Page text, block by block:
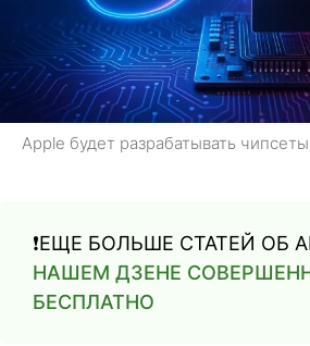
Apple будет разрабатывать
❗️ЕЩЕ БОЛЬШЕ СТАТЕЙ ОБ
НАШЕМ ДЗЕНЕ
БЕСПЛАТНО